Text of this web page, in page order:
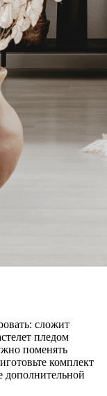
сложит
пледом
поменять
комплект
дополнительной